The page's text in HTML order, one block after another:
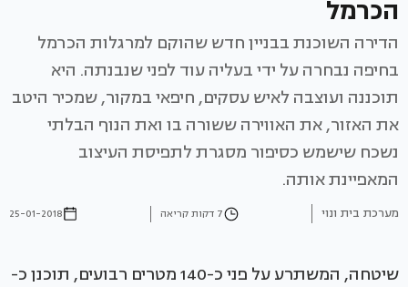
הכרמל
הדירה השוכנת בבניין חדש שהוקם למרגלות הכרמל
בחיפה נבחרה על ידי בעליה עוד לפני שנבנתה. היא
תוכננה ועוצבה לאיש עסקים, חיפאי במקור, שמכיר היטב
את האזור, את האווירה ששורה בו ואת הנוף הבלתי
נשכח שישמש כסיפור מסגרת לתפיסת העיצוב
המאפיינת אותה.
מערכת בית ונוי 7 דקות קריאה 25-01-2018
שיטחה, המשתרע על פני כ-140 מטרים רבועים, תוכנן כ-